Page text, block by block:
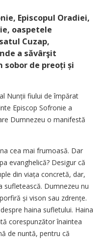
Episcopul Oradiei,
oaspetele
Cuzap,
a săvârşit
de preoți și
Nunții fiului de împărat
Episcop Sofronie a
Dumnezeu o manifestă
cea mai frumoasă. Dar
evanghelică? Desigur că
din viața concretă, dar,
Dumnezeu nu
și vison sau zdrențe.
haina sufletului. Haina
corespunzător înaintea
de nuntă, pentru că